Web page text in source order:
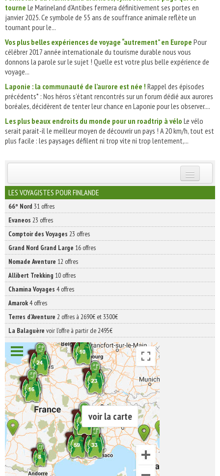
tourne Le Marineland d'Antibes fermera définitivement ses portes en
janvier 2025. Ce symbole de 55 ans de souffrance animale reflète un
tournant pour le...
Vos plus belles expériences de voyage “autrement” en Europe Pour
célébrer 2017 année internationale du tourisme durable nous vous
donnons la parole sur le sujet ! Quelle est votre plus belle expérience de
voyage...
Laponie : la communauté de l’aurore est née ! Rappel des épisodes
précédents* : Nos héros s’étant rencontrés sur un forum dédié aux aurores
boréales, décidèrent de tenter leur chance en Laponie pour les observer....
Les plus beaux endroits du monde pour un roadtrip à vélo Le vélo
serait parait-il le meilleur moyen de découvrir un pays ! A 20 km/h, tout est
plus facile : les paysages défilent ni trop vite ni trop lentement,...
INSCRIVEZ-VOUS | ABONNEZ-VOUS
LES VOYAGISTES POUR FINLANDE
66° Nord 31 offres
Evaneos 23 offres
Comptoir des Voyages 23 offres
Grand Nord Grand Large 16 offres
Nomade Aventure 12 offres
Allibert Trekking 10 offres
Chamina Voyages 4 offres
Amarok4 offres
Terres d'Aventure 2 offres à 2690€ et 3300€
La Balaguère voir l'offre à partir de 2495€
voir la carte